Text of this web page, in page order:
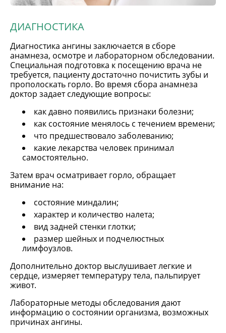
ДИАГНОСТИКА
Диагностика ангины заключается в сборе
анамнеза, осмотре и лабораторном обследовании.
Специальная подготовка к посещению врача не
требуется, пациенту достаточно почистить зубы и
прополоскать горло. Во время сбора анамнеза
доктор задает следующие вопросы:
как давно появились признаки болезни;
как состояние менялось с течением времени;
что предшествовало заболеванию;
какие лекарства человек принимал
самостоятельно.
Затем врач осматривает горло, обращает
внимание на:
состояние миндалин;
характер и количество налета;
вид задней стенки глотки;
размер шейных и подчелюстных
лимфоузлов.
Дополнительно доктор выслушивает легкие и
сердце, измеряет температуру тела, пальпирует
живот.
Лабораторные методы обследования дают
информацию о состоянии организма, возможных
причинах ангины.